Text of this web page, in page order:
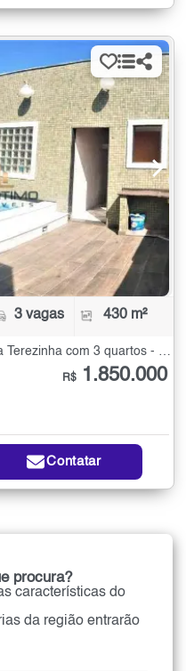
3 vagas 430 m²
Sobrado à Venda na Cohab Santa Terezinha com 3 quartos - 430 m²
R$ 1.850.000
Contatar
procura?
características do
da região entrarão